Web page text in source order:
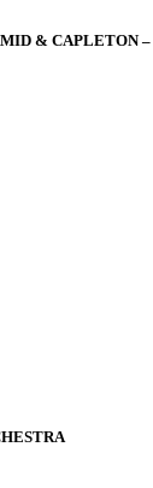
& CAPLETON –